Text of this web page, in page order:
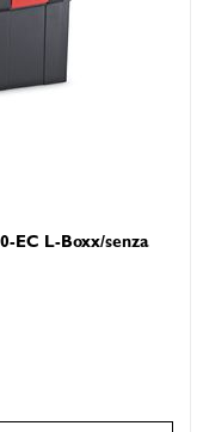
EC L-Boxx/senza